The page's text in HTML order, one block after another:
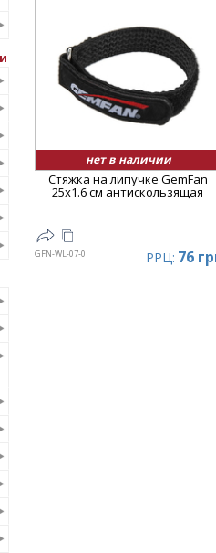
Цена ▲
Цена
нет в наличии
Стяжка на липучке GemFan
25x1.6 см антискользящая
GFN-WL-07-0 РРЦ: 76